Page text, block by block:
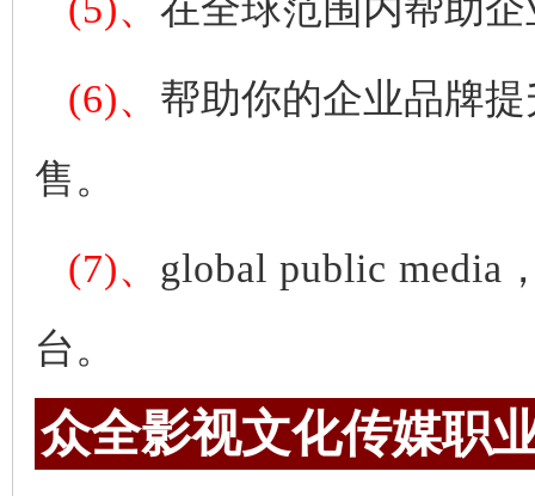
(5)、 在全球范围内帮助
(6)、 帮助你的企业品牌
售。
(7)、 global public media
台。
众全影视文化传媒职